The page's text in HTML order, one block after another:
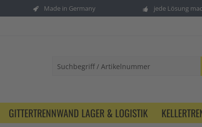
Made in Germany jede Lösung
GITTERTRENNWAND LAGER & LOGISTIK